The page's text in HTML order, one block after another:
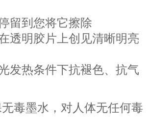
留到您将它擦除
透明胶片上创见清晰明亮
发热条件下抗褪色、抗气
无毒墨水，对人体无任何毒